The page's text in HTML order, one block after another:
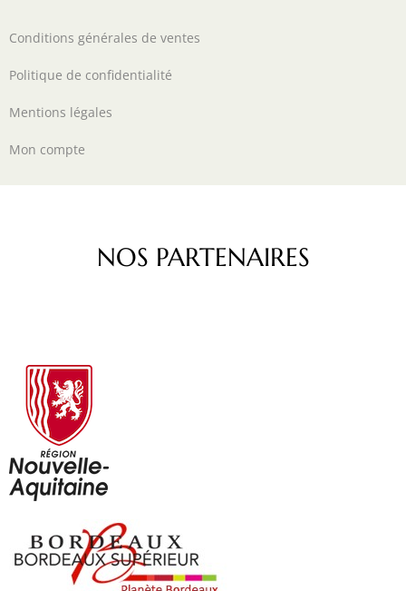
Conditions générales de ventes
Politique de confidentialité
Mentions légales
Mon compte
NOS PARTENAIRES